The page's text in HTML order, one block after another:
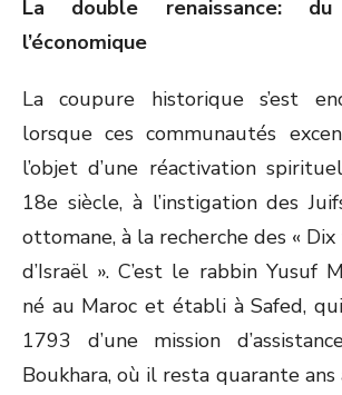
La double renaissance:
l’économique
La coupure historique s’est
lorsque ces communautés
l’objet d’une réactivation
18e siècle, à l’instigation des
ottomane, à la recherche des «
d’Israël ». C’est le rabbin Yusuf
né au Maroc et établi à Safed,
1793 d’une mission
Boukhara, où il resta quarante